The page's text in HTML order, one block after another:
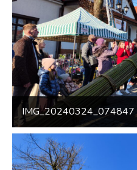
IMG_20240324_074847